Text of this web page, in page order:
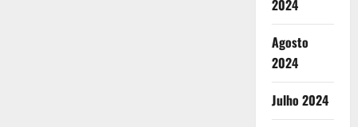
2024
Agosto
2024
Julho 2024